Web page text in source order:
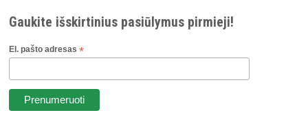
Gaukite išskirtinius pasiūlymus pirmieji!
El. pašto adresas*